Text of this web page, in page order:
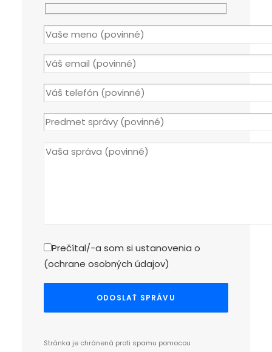
Prečítal/-a som si ustanovenia o
(ochrane osobných údajov)
Stránka je chránená proti spamu pomocou